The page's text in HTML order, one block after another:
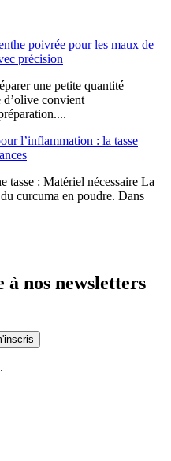
poivrée pour les maux de
précision
une petite quantité
d’olive convient
l’inflammation : la tasse
tasse : Matériel nécessaire La
curcuma en poudre. Dans
à nos newsletters